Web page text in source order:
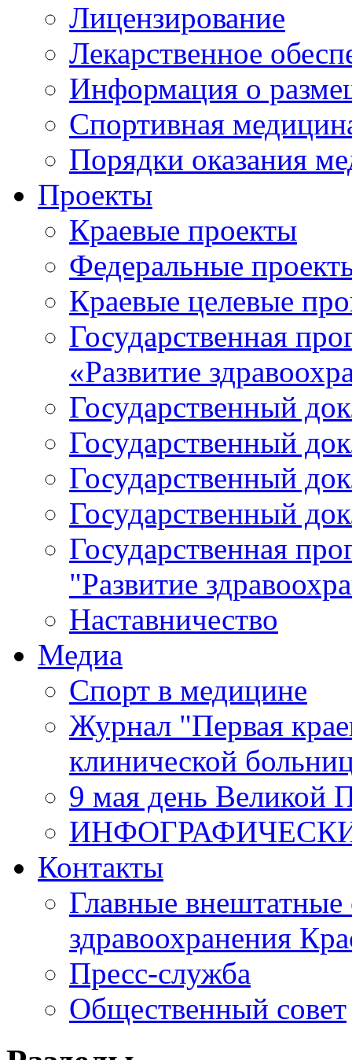
Лицензирование
Лекарственное
Информация о
Спортивная
Порядки оказания
Проекты
Краевые проекты
Федеральные
Краевые целевые
Государственная
«Развитие
Государственный
Государственный
Государственный
Государственный
Государственная
"Развитие
Наставничество
Медиа
Спорт в медицине
Журнал "Первая
клинической
9 мая день Великой
Контакты
Главные внештатные
здравоохранения
Пресс-служба
Общественный совет